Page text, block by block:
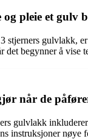
pleie et gulv
stjerners gulvlakk,
det begynner å vise
når de
gulvlakk
instruksjoner nøye